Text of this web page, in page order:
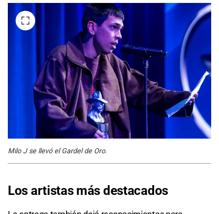
Milo J se llevó el Gardel de Oro.
Los artistas más destacados